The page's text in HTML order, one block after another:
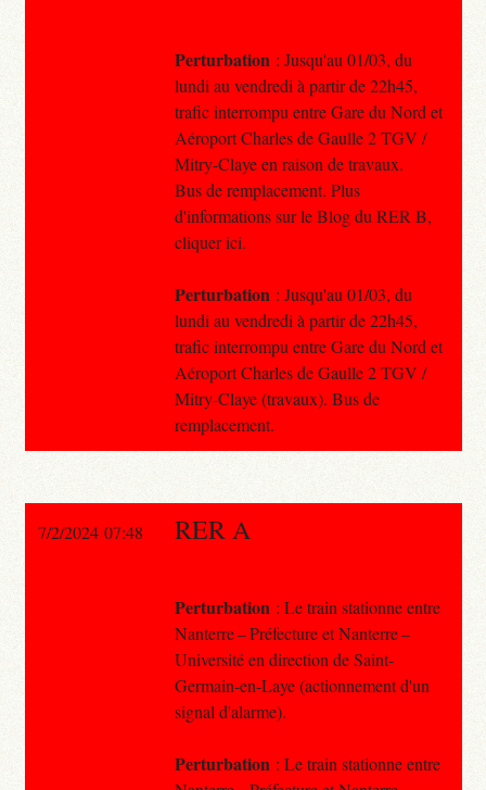
Perturbation : Jusqu'au 01/03, du
lundi au vendredi à partir de 22h45,
trafic interrompu entre Gare du Nord et
Aéroport Charles de Gaulle 2 TGV /
Mitry-Claye en raison de travaux.
Bus de remplacement. Plus
d'informations sur le Blog du RER B,
cliquer ici.
Perturbation : Jusqu'au 01/03, du
lundi au vendredi à partir de 22h45,
trafic interrompu entre Gare du Nord et
Aéroport Charles de Gaulle 2 TGV /
Mitry-Claye (travaux). Bus de
remplacement.
7/2/2024 07:48 RER A
Perturbation : Le train stationne entre
Nanterre – Préfecture et Nanterre –
Université en direction de Saint-
Germain-en-Laye (actionnement d'un
signal d'alarme).
Perturbation : Le train stationne entre